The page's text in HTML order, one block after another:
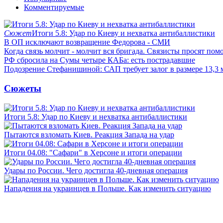
Комментируемые
СюжетИтоги 5.8: Удар по Киеву и нехватка антибаллистики
В ОП исключают возвращение Федорова - СМИ
Когда связь молчит - молчит вся бригада. Связисты просят
РФ сбросила на Сумы четыре КАБа: есть пострадавшие
Подозрение Стефанишиной: САП требует залог в размере 13,3
Сюжеты
Итоги 5.8: Удар по Киеву и нехватка антибаллистики
Пытаются взломать Киев. Реакция Запада на удар
Итоги 04.08: "Сафари" в Херсоне и итоги операции
Удары по России. Чего достигла 40-дневная операция
Нападения на украинцев в Польше. Как изменить ситуацию